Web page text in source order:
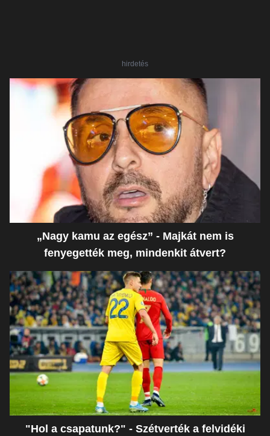
hirdetés
„Nagy kamu az egész” - Majkát nem is
fenyegették meg, mindenkit átvert?
"Hol a csapatunk?" - Szétverték a felvidéki